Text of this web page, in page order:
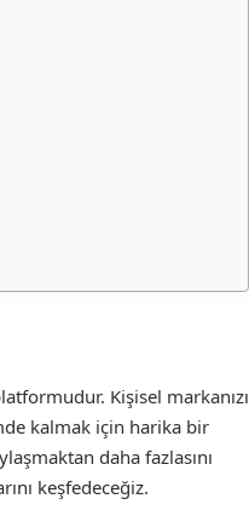
Kişisel markanızı
kalmak için harika bir
daha fazlasını
keşfedeceğiz.